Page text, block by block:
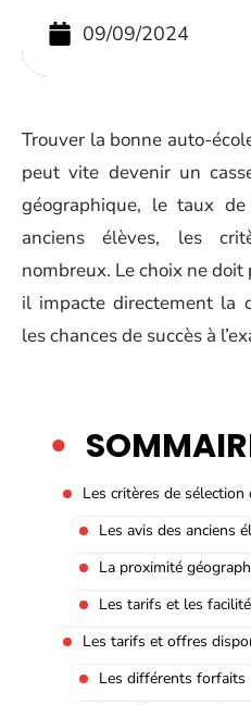
09/09/2024
Trouver la bonne auto-
peut vite devenir un
géographique, le taux
anciens élèves, les
nombreux. Le choix ne doit
il impacte directement la
les chances de succès à
Les critères de sélection
Les avis des anciens
La proximité
Les tarifs et les
Les tarifs et offres
Les différents forfaits